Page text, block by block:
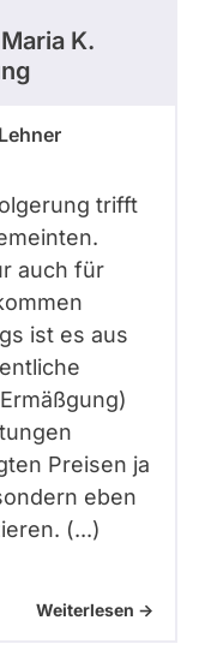
Maria K.
trifft
auch für
ist es aus
Preisen ja
eben
(...)
Weiterlesen ->